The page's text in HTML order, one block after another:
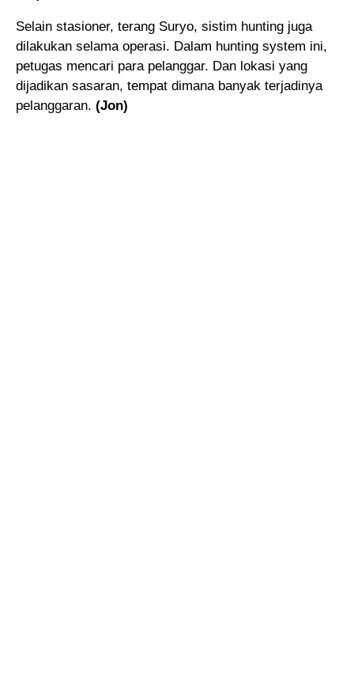
Selain stasioner, terang Suryo, sistim hunting juga
dilakukan selama operasi. Dalam hunting system ini,
petugas mencari para pelanggar. Dan lokasi yang
dijadikan sasaran, tempat dimana banyak terjadinya
pelanggaran. (Jon)